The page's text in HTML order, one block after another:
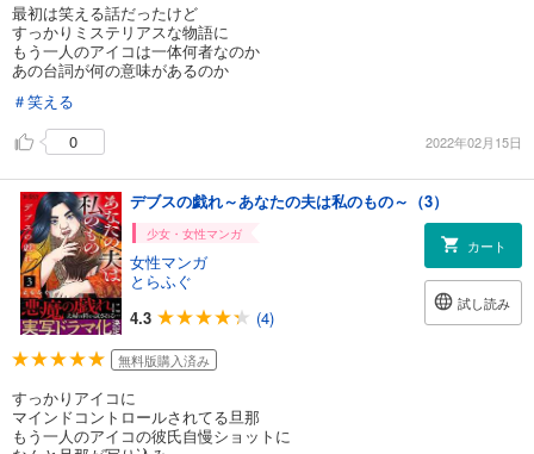
最初は笑える話だったけど
すっかりミステリアスな物語に
もう一人のアイコは一体何者なのか
あの台詞が何の意味があるのか
＃笑える
0
2022年02月15日
デブスの戯れ～あなたの夫は私のもの～（3）
少女・女性マンガ
女性マンガ
とらふぐ
4.3
(4)
カート
試し読み
無料版購入済み
すっかりアイコに
マインドコントロールされてる旦那
もう一人のアイコの彼氏自慢ショットに